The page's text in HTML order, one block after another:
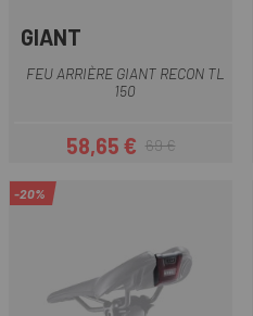
GIANT
FEU ARRIÈRE GIANT RECON TL
150
Prix
58,65 €Prix habituel
69 €
-20%